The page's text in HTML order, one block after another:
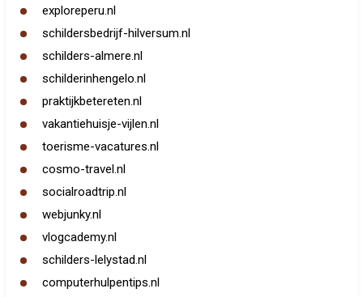
exploreperu.nl
schildersbedrijf-hilversum.nl
schilders-almere.nl
schilderinhengelo.nl
praktijkbetereten.nl
vakantiehuisje-vijlen.nl
toerisme-vacatures.nl
cosmo-travel.nl
socialroadtrip.nl
webjunky.nl
vlogcademy.nl
schilders-lelystad.nl
computerhulpentips.nl